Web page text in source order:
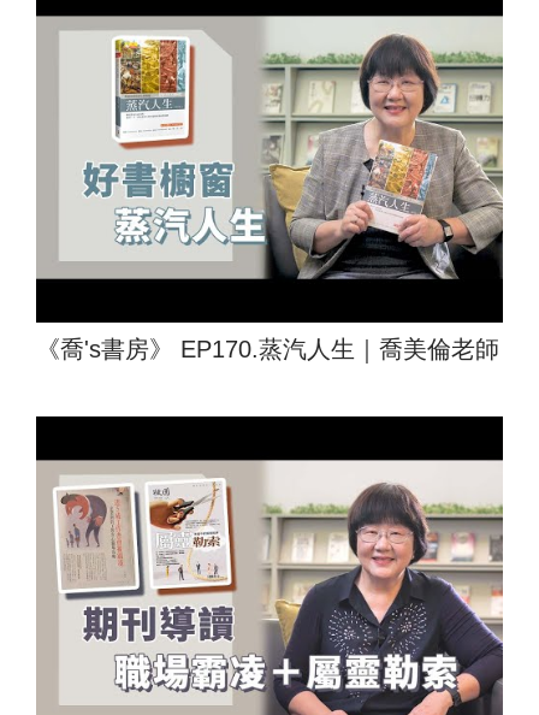
《喬's書房》 EP170.蒸汽人生｜喬美倫老師